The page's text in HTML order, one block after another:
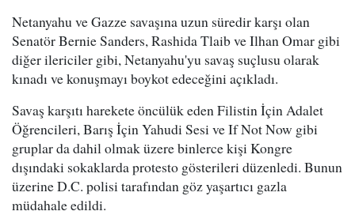
Netanyahu ve Gazze savaşına uzun süredir karşı olan
Senatör Bernie Sanders, Rashida Tlaib ve Ilhan Omar gibi
diğer ilericiler gibi, Netanyahu'yu savaş suçlusu olarak
kınadı ve konuşmayı boykot edeceğini açıkladı.
Savaş karşıtı harekete öncülük eden Filistin İçin Adalet
Öğrencileri, Barış İçin Yahudi Sesi ve If Not Now gibi
gruplar da dahil olmak üzere binlerce kişi Kongre
dışındaki sokaklarda protesto gösterileri düzenledi. Bunun
üzerine D.C. polisi tarafından göz yaşartıcı gazla
müdahale edildi.